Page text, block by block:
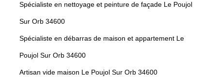
Spécialiste en nettoyage et peinture de façade Le Poujol
Sur Orb 34600
Spécialiste en débarras de maison et appartement Le
Poujol Sur Orb 34600
Artisan vide maison Le Poujol Sur Orb 34600